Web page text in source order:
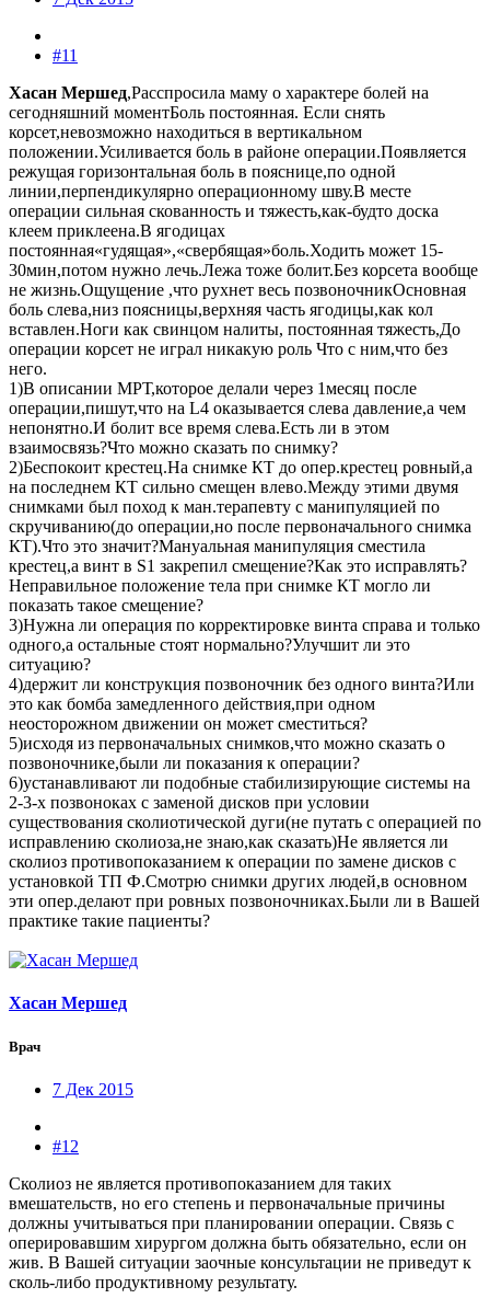
#11
Хасан Мершед,Расспросила маму о характере болей на
сегодняшний моментБоль постоянная. Если снять
корсет,невозможно находиться в вертикальном
положении.Усиливается боль в районе операции.Появляется
режущая горизонтальная боль в пояснице,по одной
линии,перпендикулярно операционному шву.В месте
операции сильная скованность и тяжесть,как-будто доска
клеем приклеена.В ягодицах
постоянная«гудящая»,«свербящая»боль.Ходить может 15-
30мин,потом нужно лечь.Лежа тоже болит.Без корсета вообще
не жизнь.Ощущение ,что рухнет весь позвоночникОсновная
боль слева,низ поясницы,верхняя часть ягодицы,как кол
вставлен.Ноги как свинцом налиты, постоянная тяжесть,До
операции корсет не играл никакую роль Что с ним,что без
него.
1)В описании МРТ,которое делали через 1месяц после
операции,пишут,что на L4 оказывается слева давление,а чем
непонятно.И болит все время слева.Есть ли в этом
взаимосвязь?Что можно сказать по снимку?
2)Беспокоит крестец.На снимке КТ до опер.крестец ровный,а
на последнем КТ сильно смещен влево.Между этими двумя
снимками был поход к ман.терапевту с манипуляцией по
скручиванию(до операции,но после первоначального снимка
КТ).Что это значит?Мануальная манипуляция сместила
крестец,а винт в S1 закрепил смещение?Как это исправлять?
Неправильное положение тела при снимке КТ могло ли
показать такое смещение?
3)Нужна ли операция по корректировке винта справа и только
одного,а остальные стоят нормально?Улучшит ли это
ситуацию?
4)держит ли конструкция позвоночник без одного винта?Или
это как бомба замедленного действия,при одном
неосторожном движении он может сместиться?
5)исходя из первоначальных снимков,что можно сказать о
позвоночнике,были ли показания к операции?
6)устанавливают ли подобные стабилизирующие системы на
2-3-х позвоноках с заменой дисков при условии
существования сколиотической дуги(не путать с операцией по
исправлению сколиоза,не знаю,как сказать)Не является ли
сколиоз противопоказанием к операции по замене дисков с
установкой ТП Ф.Смотрю снимки других людей,в основном
эти опер.делают при ровных позвоночниках.Были ли в Вашей
практике такие пациенты?
Хасан Мершед
Врач
7 Дек 2015
#12
Сколиоз не является противопоказанием для таких
вмешательств, но его степень и первоначальные причины
должны учитываться при планировании операции. Связь с
оперировавшим хирургом должна быть обязательно, если он
жив. В Вашей ситуации заочные консультации не приведут к
сколь-либо продуктивному результату.